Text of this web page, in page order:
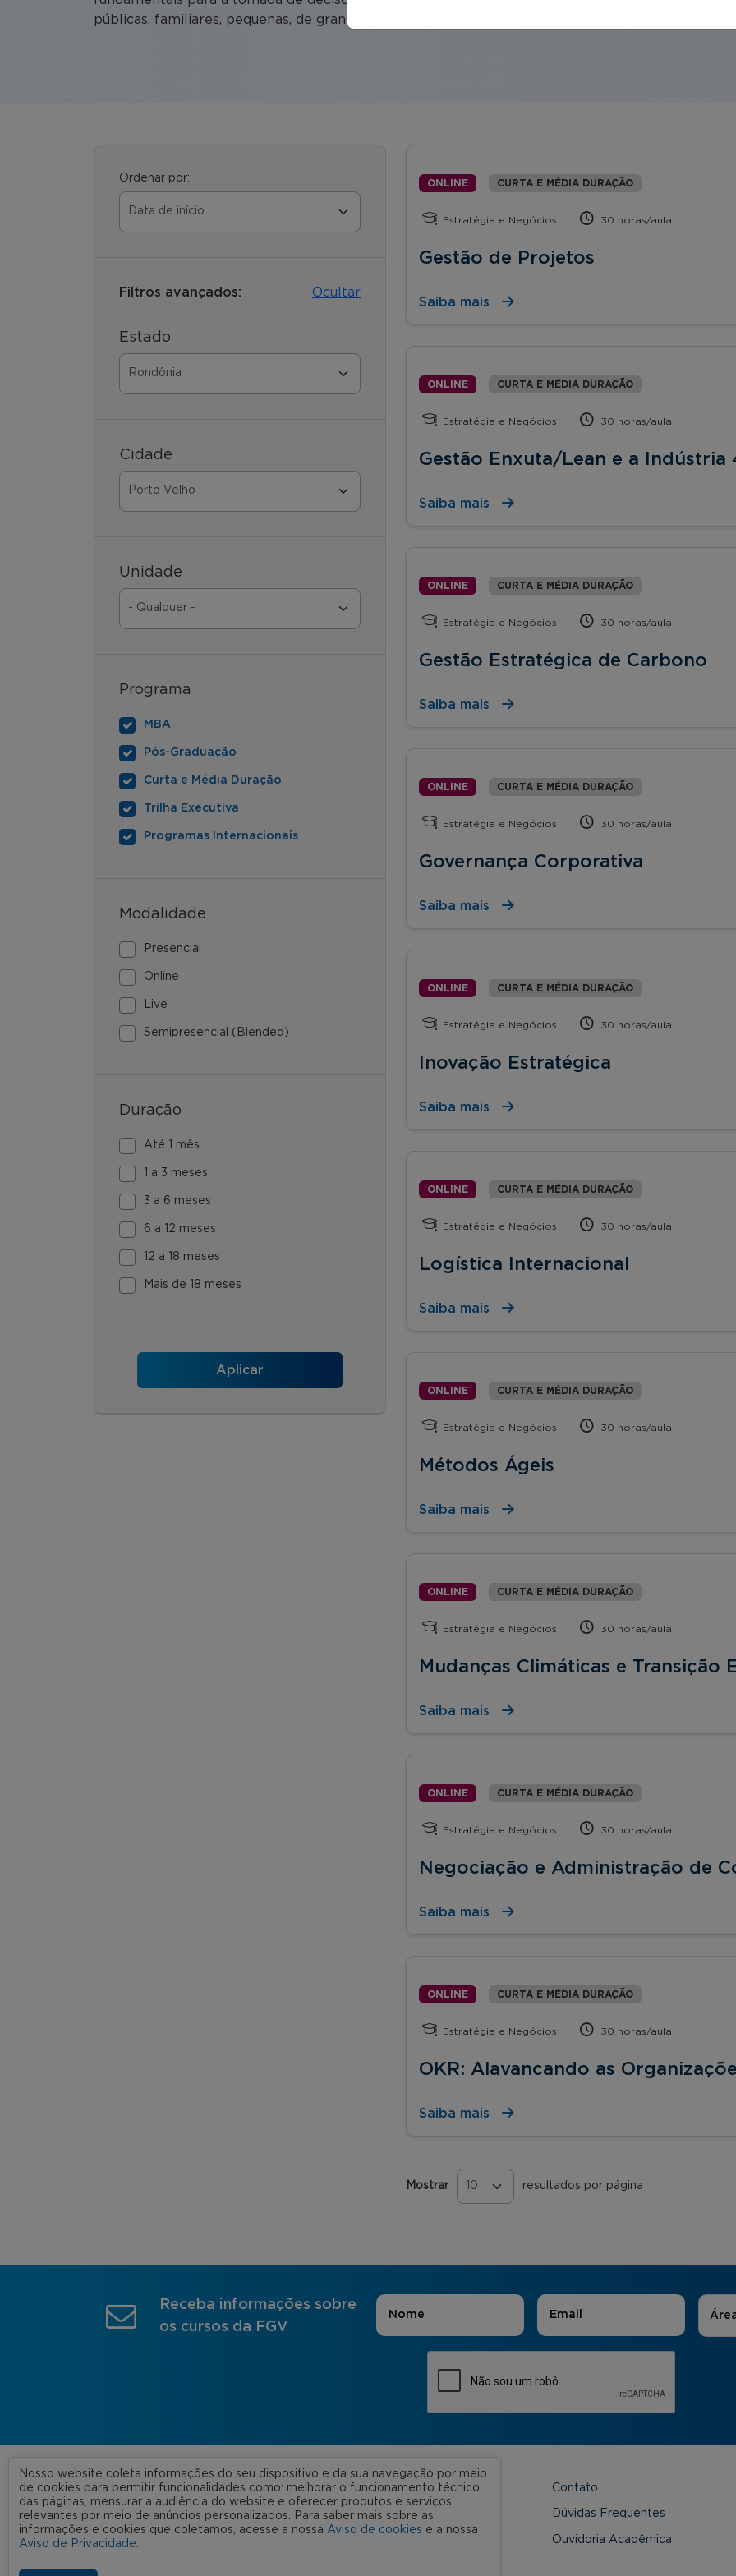
públicas, familiares, pequenas, de grande porte, start ups, etc.).
Ordenar por:
Filtros avançados: Ocultar
Estado
Cidade
Unidade
Programa
MBA
Pós-Graduação
Curta e Média Duração
Trilha Executiva
Programas Internacionais
Modalidade
Presencial
Online
Live
Semipresencial (Blended)
Duração
Até 1 mês
1 a 3 meses
3 a 6 meses
6 a 12 meses
12 a 18 meses
Mais de 18 meses
ONLINE CURTA E MÉDIA DURAÇÃO
Estratégia e Negócios 30 horas/aula
Gestão de Projetos
Saiba mais
ONLINE CURTA E MÉDIA DURAÇÃO
Estratégia e Negócios 30 horas/aula
Gestão Enxuta/Lean e a Indústria
Saiba mais
ONLINE CURTA E MÉDIA DURAÇÃO
Estratégia e Negócios 30 horas/aula
Gestão Estratégica de Carbono
Saiba mais
ONLINE CURTA E MÉDIA DURAÇÃO
Estratégia e Negócios 30 horas/aula
Governança Corporativa
Saiba mais
ONLINE CURTA E MÉDIA DURAÇÃO
Estratégia e Negócios 30 horas/aula
Inovação Estratégica
Saiba mais
ONLINE CURTA E MÉDIA DURAÇÃO
Estratégia e Negócios 30 horas/aula
Logística Internacional
Saiba mais
ONLINE CURTA E MÉDIA DURAÇÃO
Estratégia e Negócios 30 horas/aula
Métodos Ágeis
Saiba mais
ONLINE CURTA E MÉDIA DURAÇÃO
Estratégia e Negócios 30 horas/aula
Mudanças Climáticas e Transição
Saiba mais
ONLINE CURTA E MÉDIA DURAÇÃO
Estratégia e Negócios 30 horas/aula
Negociação e Administração de
Saiba mais
ONLINE CURTA E MÉDIA DURAÇÃO
Estratégia e Negócios 30 horas/aula
OKR: Alavancando as
Saiba mais
Mostrar resultados por página
Páginas
Receba informações sobre
os cursos da FGV
Nome E-mail
FGV 2023 © Todos os direitos
reservados
A FGV Contato
Nossas Unidades Dúvidas Frequentes
Ouvidoria Acadêmica
Nosso website coleta informações do seu dispositivo e da sua navegação por meio
de cookies para permitir funcionalidades como: melhorar o funcionamento técnico
das páginas, mensurar a audiência do website e oferecer produtos e serviços
relevantes por meio de anúncios personalizados. Para saber mais sobre as
informações e cookies que coletamos, acesse a nossa Aviso de cookies e a nossa
Aviso de Privacidade.